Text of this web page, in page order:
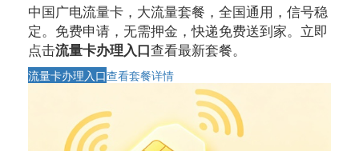
中国广电流量卡，大流量套餐，全国通用，信号稳
定。免费申请，无需押金，快递免费送到家。立即
点击流量卡办理入口查看最新套餐。
流量卡办理入口查看套餐详情